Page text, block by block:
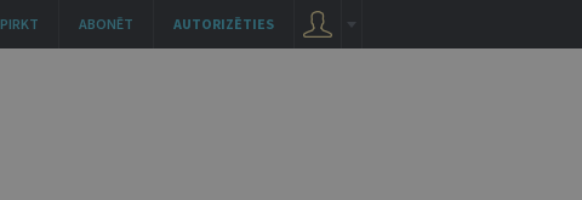
AUTORIZĒTIES
ABONĒT
PIRKT